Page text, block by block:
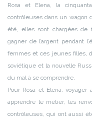
Rosa et Elena, la
contrôleuses dans un wagon
été, elles sont chargées de
gagner de l’argent pendant
femmes et ces jeunes filles,
soviétique et la nouvelle
du mal à se comprendre.
Pour Rosa et Elena,
apprendre le métier, les
contrôleuses, qui ont aussi